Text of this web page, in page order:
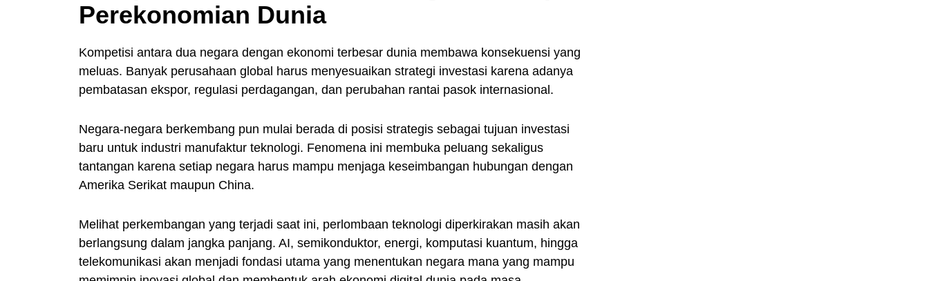
Perekonomian Dunia
Kompetisi antara dua negara dengan ekonomi terbesar dunia membawa konsekuensi yang
meluas. Banyak perusahaan global harus menyesuaikan strategi investasi karena adanya
pembatasan ekspor, regulasi perdagangan, dan perubahan rantai pasok internasional.
Negara-negara berkembang pun mulai berada di posisi strategis sebagai tujuan investasi
baru untuk industri manufaktur teknologi. Fenomena ini membuka peluang sekaligus
tantangan karena setiap negara harus mampu menjaga keseimbangan hubungan dengan
Amerika Serikat maupun China.
Melihat perkembangan yang terjadi saat ini, perlombaan teknologi diperkirakan masih akan
berlangsung dalam jangka panjang. AI, semikonduktor, energi, komputasi kuantum, hingga
telekomunikasi akan menjadi fondasi utama yang menentukan negara mana yang mampu